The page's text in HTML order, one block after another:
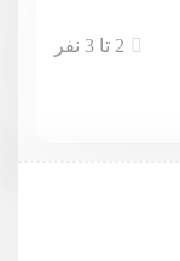
2 تا 3 نفر